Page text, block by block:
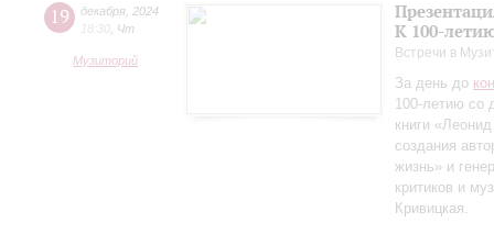
19 декабря 2024
18:30 Чт
Музиторий
К 100-
Встречи в
За день до
100-летию со
книги
создания
жизнь» и
критиков и
Кривицкая.